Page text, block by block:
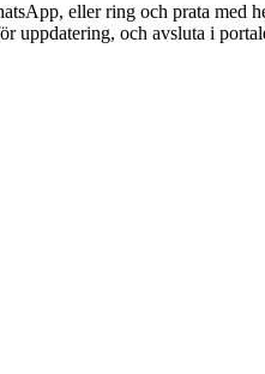
eller ring och prata med
uppdatering, och avsluta i